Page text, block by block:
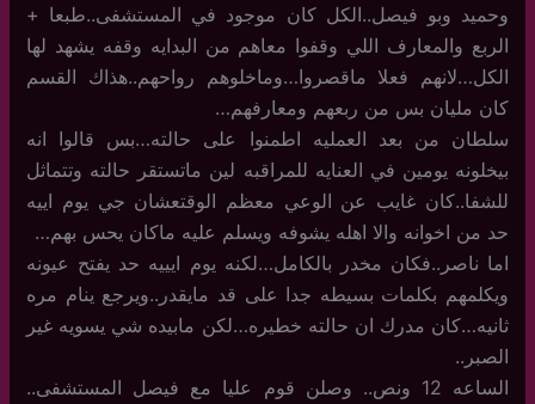
وحميد وبو فيصل..الكل كان موجود في المستشفى..طبعا +
الربع والمعارف اللي وقفوا معاهم من البدايه وقفه يشهد لها
الكل…لانهم فعلا ماقصروا…وماخلوهم رواحهم..هذاك القسم
كان مليان بس من ربعهم ومعارفهم…
سلطان من بعد العمليه اطمنوا على حالته…بس قالوا انه
بيخلونه يومين في العنايه للمراقبه لين ماتستقر حالته وتتماثل
للشفا..كان غايب عن الوعي معظم الوقتعشان جي يوم اييه
حد من اخوانه والا اهله يشوفه ويسلم عليه ماكان يحس بهم…
اما ناصر..فكان مخدر بالكامل…لكنه يوم ايييه حد يفتح عيونه
ويكلمهم بكلمات بسيطه جدا على قد مايقدر..ويرجع ينام مره
ثانيه…كان مدرك ان حالته خطيره…لكن مابيده شي يسويه غير
الصبر..
الساعه 12 ونص.. وصلن قوم عليا مع فيصل المستشفى..